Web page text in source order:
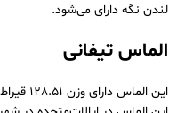
لندن نگه دارای می‌شود.
الماس تیفانی
این الماس دارای وزن 128.51 قیراط است.